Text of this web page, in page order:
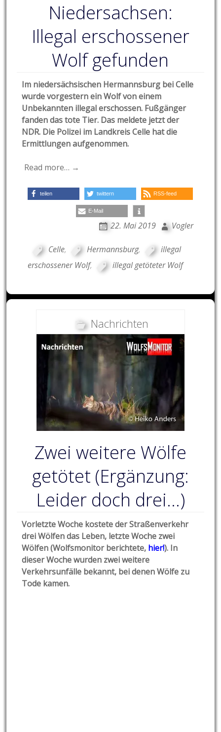
Niedersachsen:
Illegal erschossener
Wolf gefunden
Im niedersächsischen Hermannsburg bei Celle
wurde vorgestern ein Wolf von einem
Unbekannten illegal erschossen. Fußgänger
fanden das tote Tier. Das meldete jetzt der
NDR. Die Polizei im Landkreis Celle hat die
Ermittlungen aufgenommen.
Read more… →
teilen twittern RSS-feed
E-Mail
22. Mai 2019 Vogler
Celle, Hermannsburg,
illegal
erschossener Wolf, illegal getöteter Wolf
Nachrichten
Zwei weitere Wölfe
getötet (Ergänzung:
Leider doch drei…)
Vorletzte Woche kostete der Straßenverkehr
drei Wölfen das Leben, letzte Woche zwei
Wölfen (Wolfsmonitor berichtete, hier!). In
dieser Woche wurden zwei weitere
Verkehrsunfälle bekannt, bei denen Wölfe zu
Tode kamen.